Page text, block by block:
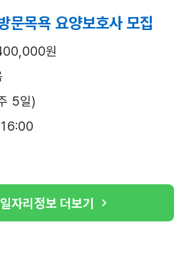
목욕 요양보호사 모집
원
5일)
일자리정보 더보기